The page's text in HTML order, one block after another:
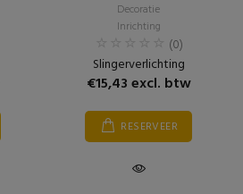
Decoratie
Inrichting
(0)
Slingerverlichting
€15,43 excl. btw
RESERVEER